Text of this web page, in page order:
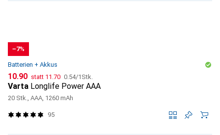
−7%
Batterien + Akkus
CHF
10.90 statt CHF
11.70 CHF
0.54/1Stk.
Varta Longlife Power AAA
20 Stk., AAA, 1260 mAh
95